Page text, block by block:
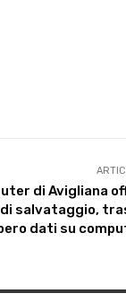
di Avigliana
salvataggio,
dati su